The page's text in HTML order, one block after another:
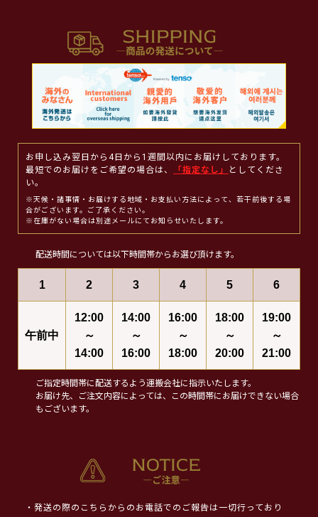
お申し込み翌日から4日から1週間以内にお届けしております。
最短でのお届けをご希望の場合は、
「指定なし」
としてくださ
い。
※天候・諸事情・お届けする地域・お支払い方法によって、若干前後する場
合がございます。ご了承ください。
※在庫がない場合は別途メールにてお知らせいたします。
配送時間については以下時間帯からお選び頂けます。
1 2 3 4 5 6
午前中
12:00
～
14:00
14:00
～
16:00
16:00
～
18:00
18:00
～
20:00
19:00
～
21:00
ご指定時間帯に配送するよう運搬会社に指示いたします。
お届け先、ご注文内容によっては、この時間帯にお届けできない場合
もございます。
・発送の際のこちらからのお電話でのご報告は一切行っており